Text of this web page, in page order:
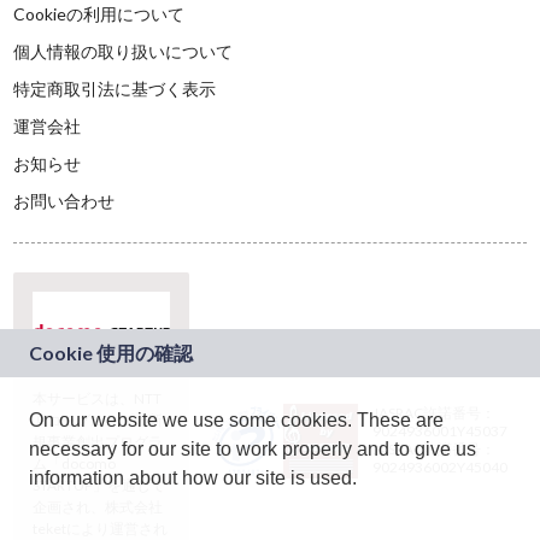
Cookieの利用について
個人情報の取り扱いについて
特定商取引法に基づく表示
運営会社
お知らせ
お問い合わせ
ドコモグループの新
規事業創出プログラ
ム「docomo
STARTUP」を通じて
JASRAC許諾番号：
9024936001Y45037
JASRAC許諾番号：
On our website we use some cookies. These are
necessary for our site to work properly and to give us
information about how our site is used.